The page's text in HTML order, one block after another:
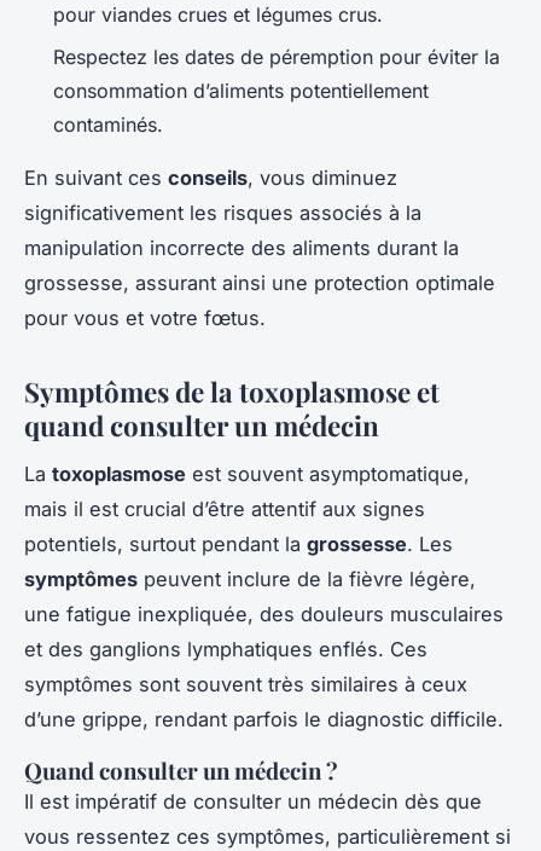
pour viandes crues et légumes crus.
Respectez les dates de péremption pour éviter la
consommation d’aliments potentiellement
contaminés.
En suivant ces conseils, vous diminuez
significativement les risques associés à la
manipulation incorrecte des aliments durant la
grossesse, assurant ainsi une protection optimale
pour vous et votre fœtus.
Symptômes de la toxoplasmose et
quand consulter un médecin
La toxoplasmose est souvent asymptomatique,
mais il est crucial d’être attentif aux signes
potentiels, surtout pendant la grossesse. Les
symptômes peuvent inclure de la fièvre légère,
une fatigue inexpliquée, des douleurs musculaires
et des ganglions lymphatiques enflés. Ces
symptômes sont souvent très similaires à ceux
d’une grippe, rendant parfois le diagnostic difficile.
Quand consulter un médecin ?
Il est impératif de consulter un médecin dès que
vous ressentez ces symptômes, particulièrement si